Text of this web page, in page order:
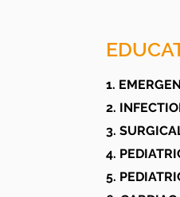
1.
2.
3.
4.
5.